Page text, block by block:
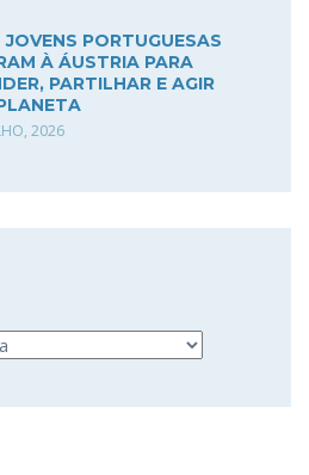
JOVENS PORTUGUESAS
À ÁUSTRIA PARA
PARTILHAR E AGIR
2026